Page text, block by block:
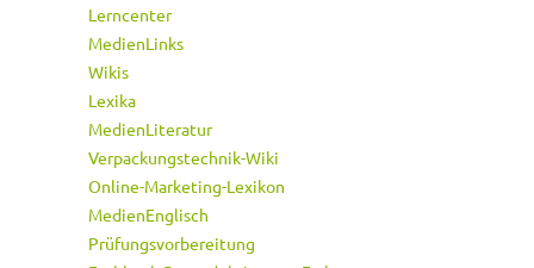
Lerncenter
MedienLinks
Wikis
Lexika
MedienLiteratur
Verpackungstechnik-Wiki
Online-Marketing-Lexikon
MedienEnglisch
Prüfungsvorbereitung